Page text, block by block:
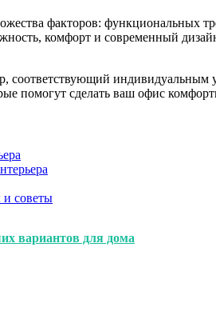
факторов: функциональных
комфорт и современный
соответствующий
помогут сделать ваш офис
и советы
вариантов для дома